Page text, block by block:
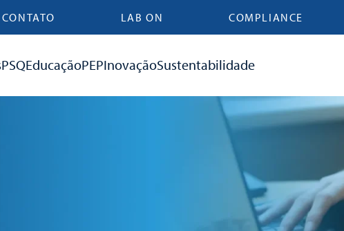
CONTATO LAB ON COMPLIANCE
PSQEducaçãoPEPInovaçãoSustentabilidade